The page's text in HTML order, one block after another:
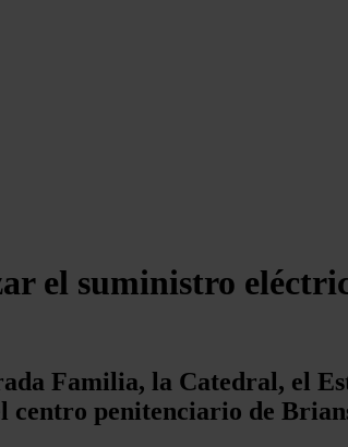
el suministro
Familia, la Catedral, el
penitenciario de